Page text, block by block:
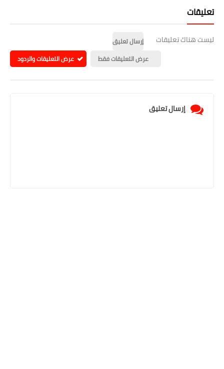
تعليقات
ليست هناك تعليقات
إرسال تعليق
عرض التعليقات فقط
عرض التعليقات والردود
إرسال تعليق